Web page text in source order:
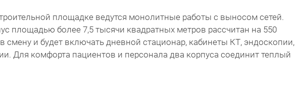
площадке ведутся монолитные работы с выносом сетей.
площадью более 7,5 тысячи квадратных метров рассчитан на 550
смену и будет включать дневной стационар, кабинеты КТ, эндоскопии,
Для комфорта пациентов и персонала два корпуса соединит теплый